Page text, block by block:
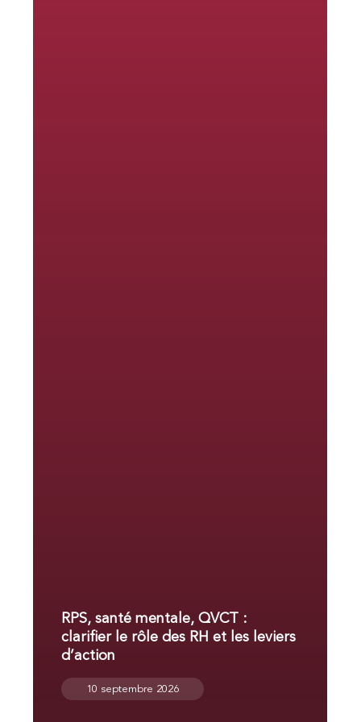
RPS, santé mentale, QVCT :
clarifier le rôle des RH et les leviers
d’action
10 septembre 2026